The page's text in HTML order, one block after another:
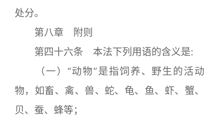
处分。
第八章 附则
第四十六条 本法下列用语的含义是:
（一）“动物”是指饲养、野生的活动
物，如畜、禽、兽、蛇、龟、鱼、虾、蟹、
贝、蚕、蜂等；